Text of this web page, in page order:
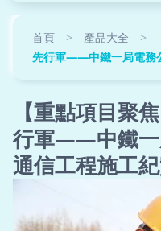
首頁 > 產品大全 >
先行軍——中鐵一局電務
【重點項目聚
行軍——中鐵一
通信工程施工